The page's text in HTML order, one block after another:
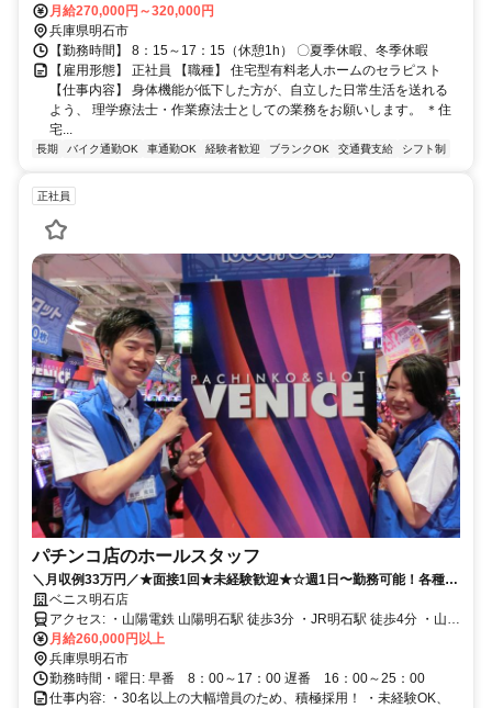
屋駅」より徒歩約6分 〇バイク、車通勤可（駐車場あり ※駐車場代負
担150円/回・上限3,300円/月）
月給270,000円～320,000円
兵庫県明石市
【勤務時間】 8：15～17：15（休憩1h） 〇夏季休暇、冬季休暇
【雇用形態】 正社員 【職種】 住宅型有料老人ホームのセラピスト
【仕事内容】 身体機能が低下した方が、自立した日常生活を送れる
よう、 理学療法士・作業療法士としての業務をお願いします。 ＊住
宅...
長期 バイク通勤OK 車通勤OK 経験者歓迎 ブランクOK 交通費支給 シフト制
正社員
パチンコ店のホールスタッフ
＼月収例33万円／★面接1回★未経験歓迎★☆週1日〜勤務可能！各種手
当充実
ベニス明石店
アクセス: ・山陽電鉄 山陽明石駅 徒歩3分 ・JR明石駅 徒歩4分 ・山陽
電鉄 人丸前駅 徒歩13分 ・山陽電鉄 西新町駅 徒歩13分
月給260,000円以上
兵庫県明石市
勤務時間・曜日: 早番 8：00～17：00 遅番 16：00～25：00
仕事内容: ・30名以上の大幅増員のため、積極採用！ ・未経験OK、